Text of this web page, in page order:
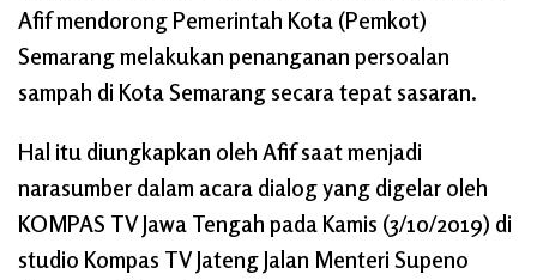
Afif mendorong Pemerintah Kota (Pemkot)
Semarang melakukan penanganan persoalan
sampah di Kota Semarang secara tepat sasaran.
Hal itu diungkapkan oleh Afif saat menjadi
narasumber dalam acara dialog yang digelar oleh
KOMPAS TV Jawa Tengah pada Kamis (3/10/2019) di
studio Kompas TV Jateng Jalan Menteri Supeno